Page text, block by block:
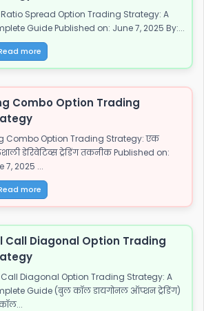
Spread Option Trading Strategy: A
Guide Published on: June 7, 2025 By:...
more
Combo Option Trading
Combo Option Trading Strategy: एक
डेरिवेटिव्स ट्रेडिंग तकनीक Published on:
7, 2025 ...
more
Call Diagonal Option Trading
Diagonal Option Trading Strategy: A
Guide (बुल कॉल डायगोनल ऑप्शन ट्रेडिंग)